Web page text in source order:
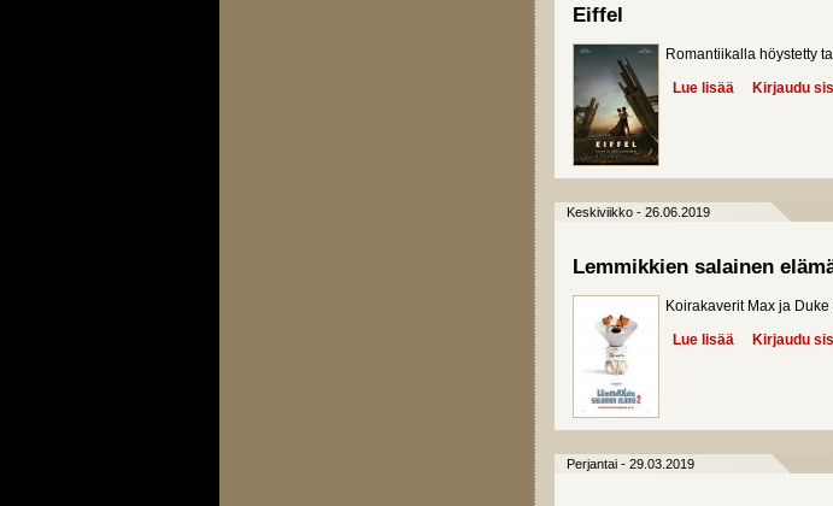
Eiffel
Romantiikalla höystetty
Lue lisää about Eiffel
Kirjaudu
Keskiviikko - 26.06.2019
Lemmikkien salainen
Koirakaverit Max ja
Lue lisää about
Kirjaudu
Perjantai - 29.03.2019